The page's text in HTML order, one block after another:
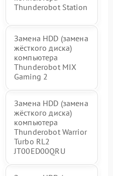
Thunderobot Station
Замена HDD (замена
жёсткого диска)
компьютера
Thunderobot MIX
Gaming 2
Замена HDD (замена
жёсткого диска)
компьютера
Thunderobot Warrior
Turbo RL2
JT00ED00QRU